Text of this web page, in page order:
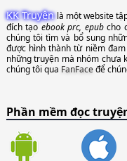
KK Truyệnlà một website
đích tạoebook prc, epubcho
chúng tôi tìm và bổ sung
được hình thành từ niềm
những truyện mà nhóm chưa
chúng tôi qua FanFaceđể
Phần mềm đọc